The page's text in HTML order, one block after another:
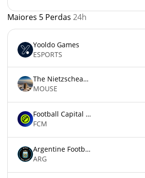
Maiores 5 Perdas 24h
Yooldo Games
ESPORTS
The Nietzschean Mouse
MOUSE
Football Capital Markets
FCM
Argentine Football Association Fan Token
ARG